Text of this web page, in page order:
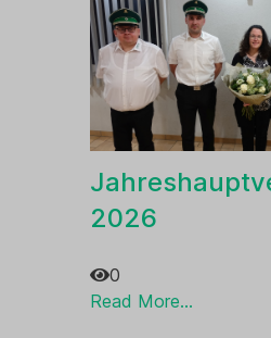
2026
0
Read More...